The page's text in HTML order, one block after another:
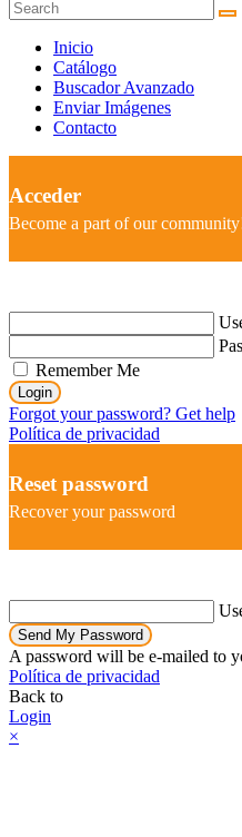
Inicio
Catálogo
Buscador Avanzado
Enviar Imágenes
Contacto
Acceder
Become a part of our
Remember Me
Login
Forgot your password? Get help
Política de privacidad
Reset password
Recover your password
Send My Password
A password will be e-mailed to
Política de privacidad
Back to
Login
×